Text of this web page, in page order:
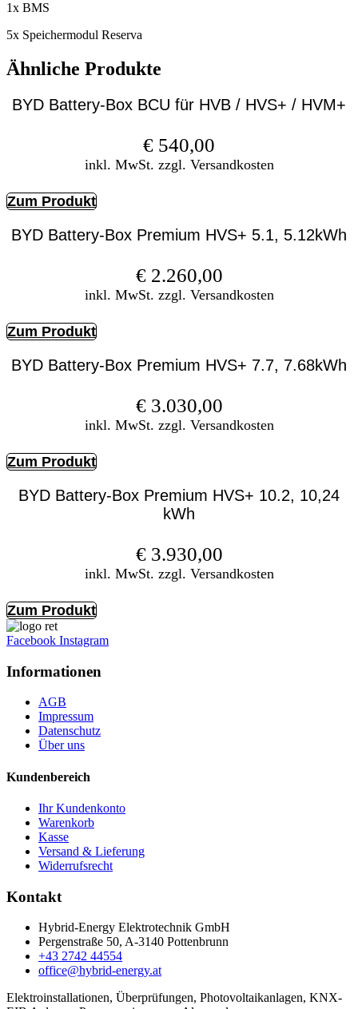
1x BMS
5x Speichermodul Reserva
Ähnliche Produkte
BYD Battery-Box BCU für HVB / HVS+ / HVM+
€ 540,00
inkl. MwSt. zzgl. Versandkosten
Zum Produkt
BYD Battery-Box Premium HVS+ 5.1, 5.12kWh
€2.260,00
inkl. MwSt. zzgl. Versandkosten
Zum Produkt
BYD Battery-Box Premium HVS+ 7.7, 7.68kWh
€3.030,00
inkl. MwSt. zzgl. Versandkosten
Zum Produkt
BYD Battery-Box Premium HVS+ 10.2, 10,24
kWh
€3.930,00
inkl. MwSt. zzgl. Versandkosten
Zum Produkt
Facebook Instagram
Informationen
AGB
Impressum
Datenschutz
Über uns
Kundenbereich
Ihr Kundenkonto
Warenkorb
Kasse
Versand & Lieferung
Widerrufsrecht
Kontakt
Hybrid-Energy Elektrotechnik GmbH
Pergenstraße 50, A-3140 Pottenbrunn
+43 2742 44554
office@hybrid-energy.at
Elektroinstallationen, Überprüfungen, Photovoltaikanlagen, KNX-